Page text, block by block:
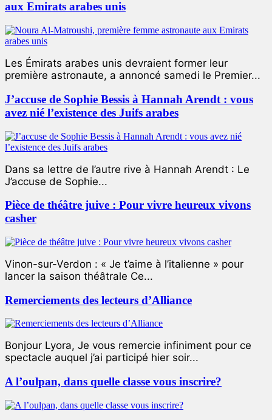
aux Emirats arabes unis
Les Émirats arabes unis devraient former leur
première astronaute, a annoncé samedi le Premier...
J’accuse de Sophie Bessis à Hannah Arendt : vous
avez nié l’existence des Juifs arabes
Dans sa lettre de l’autre rive à Hannah Arendt : Le
J’accuse de Sophie...
Pièce de théâtre juive : Pour vivre heureux vivons
casher
Vinon-sur-Verdon : « Je t’aime à l’italienne » pour
lancer la saison théâtrale Ce...
Remerciements des lecteurs d’Alliance
Bonjour Lyora, Je vous remercie infiniment pour ce
spectacle auquel j’ai participé hier soir...
A l’oulpan, dans quelle classe vous inscrire?